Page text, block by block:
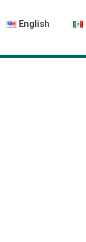
English